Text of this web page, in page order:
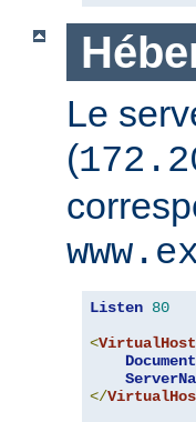
Le
(
Listen 80
<VirtualHost
</